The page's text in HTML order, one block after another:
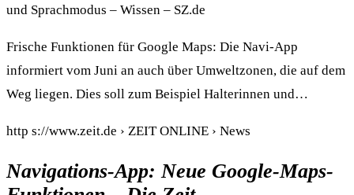
und Sprachmodus – Wissen – SZ.de
Frische Funktionen für Google Maps: Die Navi-App
informiert vom Juni an auch über Umweltzonen, die auf dem
Weg liegen. Dies soll zum Beispiel Halterinnen und…
http s://www.zeit.de › ZEIT ONLINE › News
Navigations-App: Neue Google-Maps-